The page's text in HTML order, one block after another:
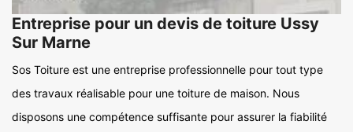
Entreprise pour un devis de toiture Ussy
Sur Marne
Sos Toiture est une entreprise professionnelle pour tout type
des travaux réalisable pour une toiture de maison. Nous
disposons une compétence suffisante pour assurer la fiabilité